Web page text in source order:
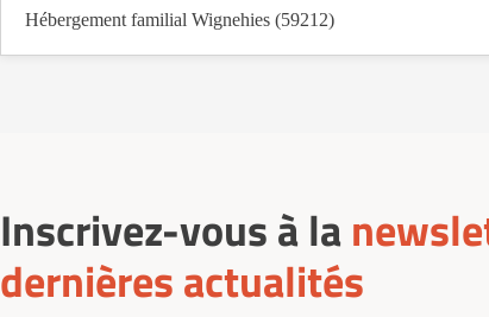
Hébergement familial Wignehies (59212)
Inscrivez-vous à la
dernières actualités